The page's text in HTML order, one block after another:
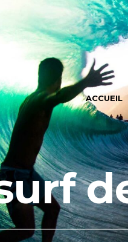
ACCUEIL